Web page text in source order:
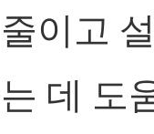
이고
데 도